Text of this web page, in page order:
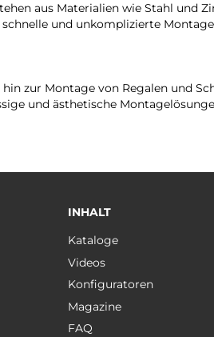
aus Materialien wie Stahl und
und unkomplizierte
zur Montage von Regalen und
und ästhetische
INHALT
Kataloge
Videos
Konfiguratoren
Magazine
FAQ